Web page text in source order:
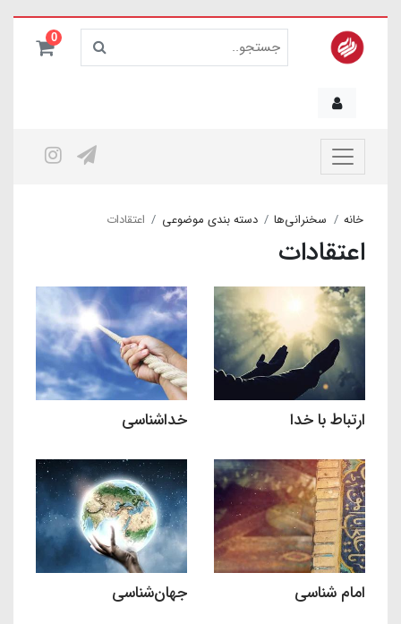
0
خانه سخنرانی‌ها دسته بندی موضوعی اعتقادات
اعتقادات
ارتباط با خدا خداشناسی
امام شناسی جهان‌شناسی